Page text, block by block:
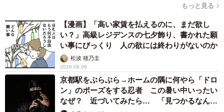
もっと見る
【漫画】「高い家賃を払えるのに、まだ欲し
い？」高級レジデンスの七夕飾り、書かれた願
い事にびっくり 人の欲には終わりがないのか
松波 穂乃圭
2026.08.06
京都駅をぶらぶら→ホームの隅に何やら「ドロ
ン」のポーズをする忍者 この暑い中いったい
なぜ？ 近づいてみたら… 「見つかるなんて